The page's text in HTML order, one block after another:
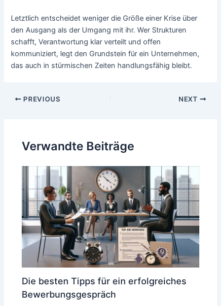
Letztlich entscheidet weniger die Größe einer Krise über
den Ausgang als der Umgang mit ihr. Wer Strukturen
schafft, Verantwortung klar verteilt und offen
kommuniziert, legt den Grundstein für ein Unternehmen,
das auch in stürmischen Zeiten handlungsfähig bleibt.
Post
PREVIOUS NEXT
Verwandte Beiträge
Die besten Tipps für ein erfolgreiches
Bewerbungsgespräch